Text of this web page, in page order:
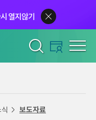
열지않기
보도자료